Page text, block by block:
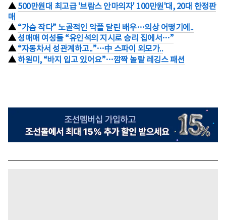
▲ 500만원대 최고급 '브람스 안마의자' 100만원'대, 20대 한정판
매
▲ “가슴 작다” 노골적인 악플 달린 배우…의상 어떻기에..
▲성매매 여성들 “유인석의 지시로 승리 집에서…”
▲ “자동차서 성관계하고..”…中 스파이 외모가..
▲하원미, “바지 입고 있어요”…깜짝 놀랄 레깅스 패션